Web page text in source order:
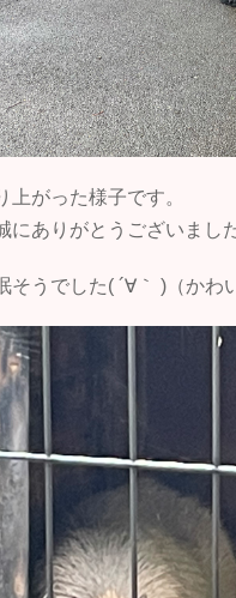
上がった様子です。
にありがとうございまし
そうでした( ´∀｀ )（かわ